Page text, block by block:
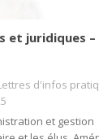
et juridiques –
d'infos
et gestion